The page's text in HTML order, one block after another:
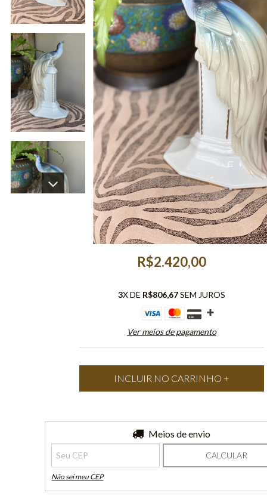
R$2.420,00
3X DE R$806,67SEM JUROS
Ver meios de pagamento
Meios de envio
CALCULAR
Não sei meu CEP